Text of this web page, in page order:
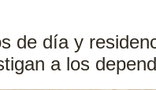
de día y
a los